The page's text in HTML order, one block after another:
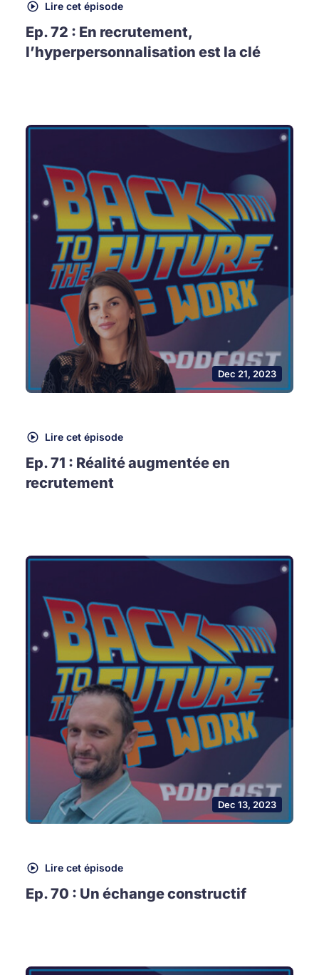
Lire cet épisode
Ep. 72 : En recrutement,
l’hyperpersonnalisation est la clé
Dec 21, 2023
Lire cet épisode
Ep. 71 : Réalité augmentée en
recrutement
Dec 13, 2023
Lire cet épisode
Ep. 70 : Un échange constructif